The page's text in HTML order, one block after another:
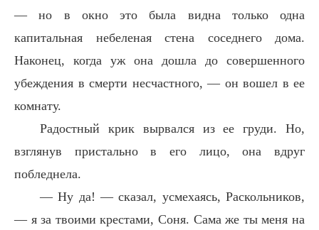
— но в окно это была видна только одна
капитальная небеленая стена соседнего дома.
Наконец, когда уж она дошла до совершенного
убеждения в смерти несчастного, — он вошел в ее
комнату.
Радостный крик вырвался из ее груди. Но,
взглянув пристально в его лицо, она вдруг
побледнела.
— Ну да! — сказал, усмехаясь, Раскольников,
— я за твоими крестами, Соня. Сама же ты меня на